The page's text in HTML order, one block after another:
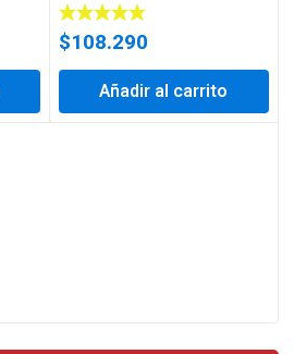
$108.290
Añadir al carrito